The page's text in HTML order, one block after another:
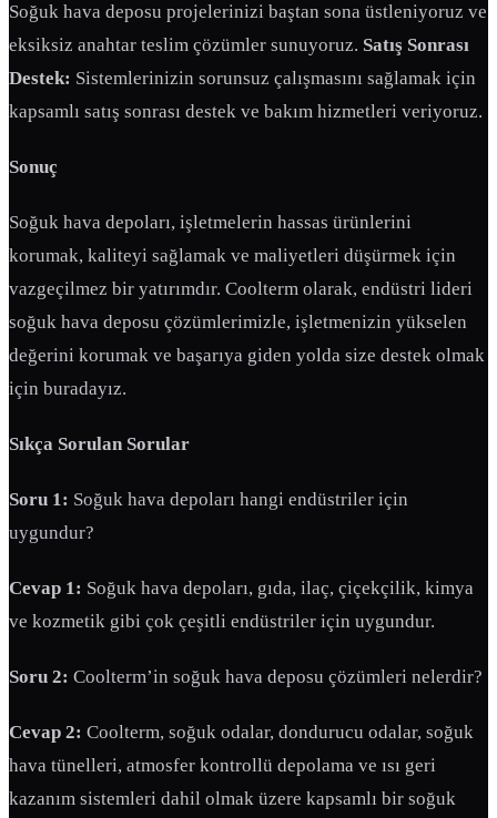
Soğuk hava deposu projelerinizi baştan sona üstleniyoruz ve
eksiksiz anahtar teslim çözümler sunuyoruz. Satış Sonrası
Destek: Sistemlerinizin sorunsuz çalışmasını sağlamak için
kapsamlı satış sonrası destek ve bakım hizmetleri veriyoruz.
Sonuç
Soğuk hava depoları, işletmelerin hassas ürünlerini
korumak, kaliteyi sağlamak ve maliyetleri düşürmek için
vazgeçilmez bir yatırımdır. Coolterm olarak, endüstri lideri
soğuk hava deposu çözümlerimizle, işletmenizin yükselen
değerini korumak ve başarıya giden yolda size destek olmak
için buradayız.
Sıkça Sorulan Sorular
Soru 1: Soğuk hava depoları hangi endüstriler için
uygundur?
Cevap 1: Soğuk hava depoları, gıda, ilaç, çiçekçilik, kimya
ve kozmetik gibi çok çeşitli endüstriler için uygundur.
Soru 2: Coolterm’in soğuk hava deposu çözümleri nelerdir?
Cevap 2: Coolterm, soğuk odalar, dondurucu odalar, soğuk
hava tünelleri, atmosfer kontrollü depolama ve ısı geri
kazanım sistemleri dahil olmak üzere kapsamlı bir soğuk